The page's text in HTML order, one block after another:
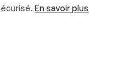
En savoir plus